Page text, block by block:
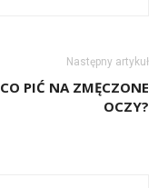
Następny artykuł
CO PIĆ NA ZMĘCZONE
OCZY?